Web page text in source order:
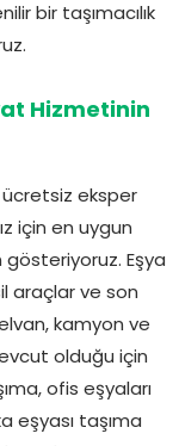
bir taşımacılık
Hizmetinin
eksper
için en uygun
gösteriyoruz. Eşya
araçlar ve son
kamyon ve
olduğu için
ofis eşyaları
eşyası taşıma